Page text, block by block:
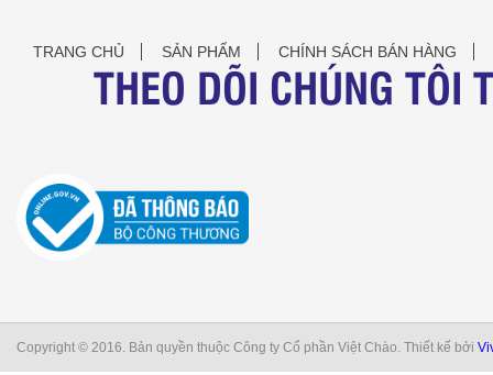
TRANG CHỦ SẢN PHẨM CHÍNH SÁCH BÁN HÀNG
THEO DÕI CHÚNG TÔI
Copyright © 2016. Bản quyền thuộc Công ty Cổ phần Việt Chào. Thiết kế bởi